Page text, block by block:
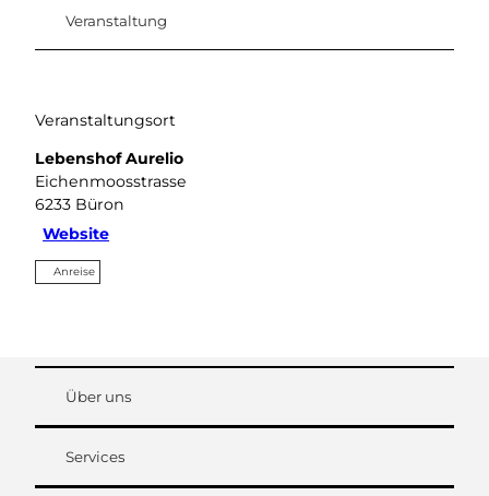
Veranstaltung
Veranstaltungsort
Lebenshof Aurelio
Eichenmoosstrasse
6233 Büron
Website
Anreise
Über uns
Services